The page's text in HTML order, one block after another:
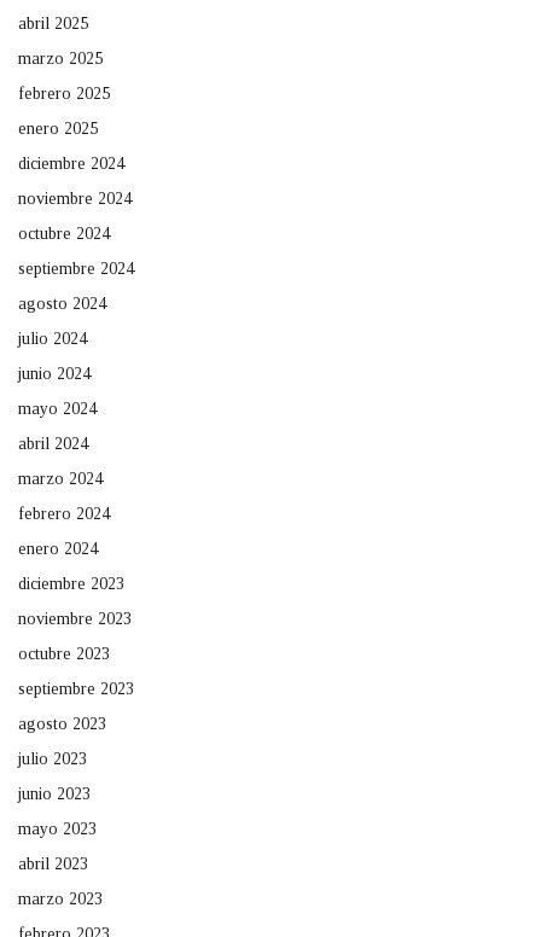
abril 2025
marzo 2025
febrero 2025
enero 2025
diciembre 2024
noviembre 2024
octubre 2024
septiembre 2024
agosto 2024
julio 2024
junio 2024
mayo 2024
abril 2024
marzo 2024
febrero 2024
enero 2024
diciembre 2023
noviembre 2023
octubre 2023
septiembre 2023
agosto 2023
julio 2023
junio 2023
mayo 2023
abril 2023
marzo 2023